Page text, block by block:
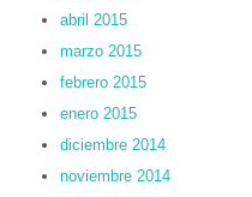
abril 2015
marzo 2015
febrero 2015
enero 2015
diciembre 2014
noviembre 2014